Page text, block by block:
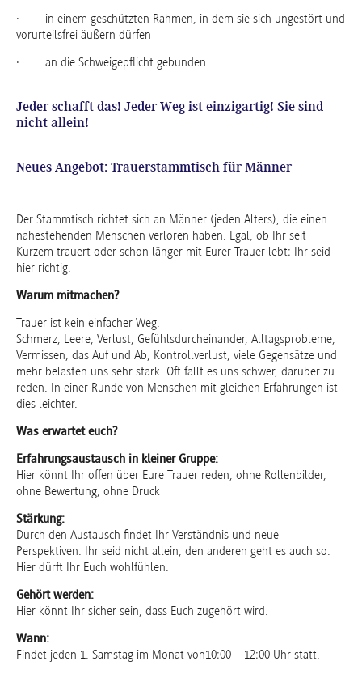
· in einem geschützten Rahmen, in dem sie sich ungestört und
vorurteilsfrei äußern dürfen
· an die Schweigepflicht gebunden
Jeder schafft das! Jeder Weg ist einzigartig! Sie sind
nicht allein!
Neues Angebot: Trauerstammtisch für Männer
Der Stammtisch richtet sich an Männer (jeden Alters), die einen
nahestehenden Menschen verloren haben. Egal, ob Ihr seit
Kurzem trauert oder schon länger mit Eurer Trauer lebt: Ihr seid
hier richtig.
Warum mitmachen?
Trauer ist kein einfacher Weg.
Schmerz, Leere, Verlust, Gefühlsdurcheinander, Alltagsprobleme,
Vermissen, das Auf und Ab, Kontrollverlust, viele Gegensätze und
mehr belasten uns sehr stark. Oft fällt es uns schwer, darüber zu
reden. In einer Runde von Menschen mit gleichen Erfahrungen ist
dies leichter.
Was erwartet euch?
Erfahrungsaustausch in kleiner Gruppe:
Hier könnt Ihr offen über Eure Trauer reden, ohne Rollenbilder,
ohne Bewertung, ohne Druck
Stärkung:
Durch den Austausch findet Ihr Verständnis und neue
Perspektiven. Ihr seid nicht allein, den anderen geht es auch so.
Hier dürft Ihr Euch wohlfühlen.
Gehört werden:
Hier könnt Ihr sicher sein, dass Euch zugehört wird.
Wann:
Findet jeden 1. Samstag im Monat von10:00 – 12:00 Uhr statt.